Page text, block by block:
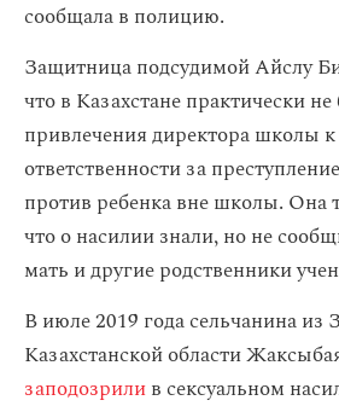
сообщала в полицию.
Защитница подсудимой Айслу
что в Казахстане практически
привлечения директора школы
ответственности за
против ребенка вне школы. Она
что о насилии знали, но не
мать и другие родственники
В июле 2019 года сельчанина из
Казахстанской области
заподозрилив сексуальном